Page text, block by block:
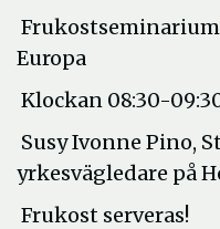
Europa
Klockan 08:30-
Susy Ivonne Pino,
yrkesvägledare på
Frukost serveras!